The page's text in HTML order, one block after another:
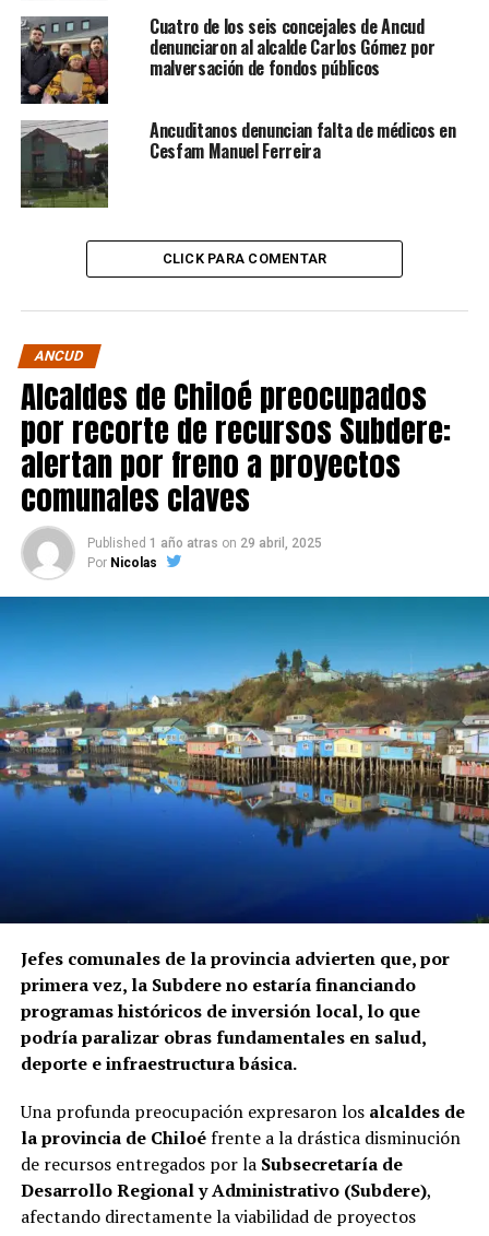
Cuatro de los seis concejales de Ancud
denunciaron al alcalde Carlos Gómez por
malversación de fondos públicos
Ancuditanos denuncian falta de médicos en
Cesfam Manuel Ferreira
CLICK PARA COMENTAR
ANCUD
Alcaldes de Chiloé preocupados
por recorte de recursos Subdere:
alertan por freno a proyectos
comunales claves
Published 1 año atras on 29 abril, 2025
Por Nicolas
Jefes comunales de la provincia advierten que, por
primera vez, la Subdere no estaría financiando
programas históricos de inversión local, lo que
podría paralizar obras fundamentales en salud,
deporte e infraestructura básica.
Una profunda preocupación expresaron los alcaldes de
la provincia de Chiloéfrente a la drástica disminución
de recursos entregados por la Subsecretaría de
Desarrollo Regional y Administrativo (Subdere),
afectando directamente la viabilidad de proyectos